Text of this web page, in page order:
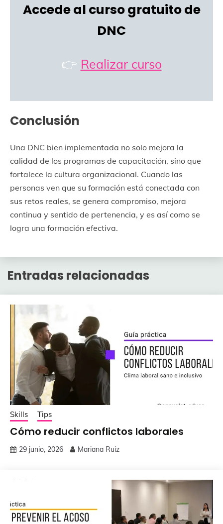
Accede al curso gratuito de
DNC
👉 Realizar curso
Conclusión
Una DNC bien implementada no solo mejora la
calidad de los programas de capacitación, sino que
fortalece la cultura organizacional. Cuando las
personas ven que su formación está conectada con
sus retos reales, se genera compromiso, mejora
continua y sentido de pertenencia, y es así como se
logra una formación efectiva.
Entradas relacionadas
Skills Tips
Cómo reducir conflictos laborales
29 junio, 2026 Mariana Ruiz